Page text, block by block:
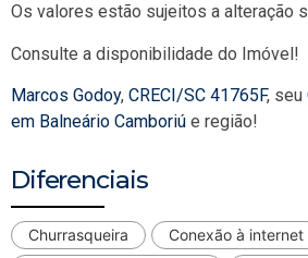
Os valores estão sujeitos a alteração
Consulte a disponibilidade do Imóvel!
Marcos Godoy, CRECI/SC 41765F, seu
em Balneário Camboriú e região!
Diferenciais
Churrasqueira Conexão à internet